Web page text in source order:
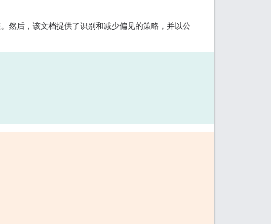
然后，该文档提供了识别和减少偏见的策略，并以公